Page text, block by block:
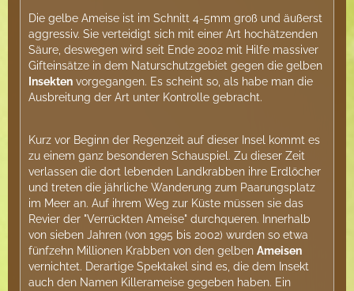
Die gelbe Ameise ist im Schnitt 4-5mm groß und äußerst
aggressiv. Sie verteidigt sich mit einer Art hochätzenden
Säure, deswegen wird seit Ende 2002 mit Hilfe massiver
Gifteinsätze in dem Naturschutzgebiet gegen die gelben
Insekten vorgegangen. Es scheint so, als habe man die
Ausbreitung der Art unter Kontrolle gebracht.
Kurz vor Beginn der Regenzeit auf dieser Insel kommt es
zu einem ganz besonderen Schauspiel. Zu dieser Zeit
verlassen die dort lebenden Landkrabben ihre Erdlöcher
und treten die jährliche Wanderung zum Paarungsplatz
im Meer an. Auf ihrem Weg zur Küste müssen sie das
Revier der "Verrückten Ameise" durchqueren. Innerhalb
von sieben Jahren (von 1995 bis 2002) wurden so etwa
fünfzehn Millionen Krabben von den gelben Ameisen
vernichtet. Derartige Spektakel sind es, die dem Insekt
auch den Namen Killerameise gegeben haben. Ein